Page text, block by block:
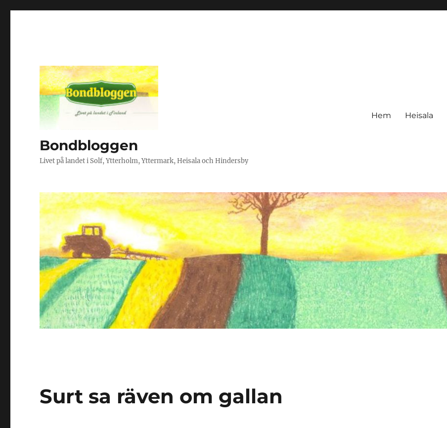
Bondbloggen
Livet på landet i Solf, Ytterholm, Yttermark, Heisala och Hindersby
Hem Heisala
Surt sa räven om gallan